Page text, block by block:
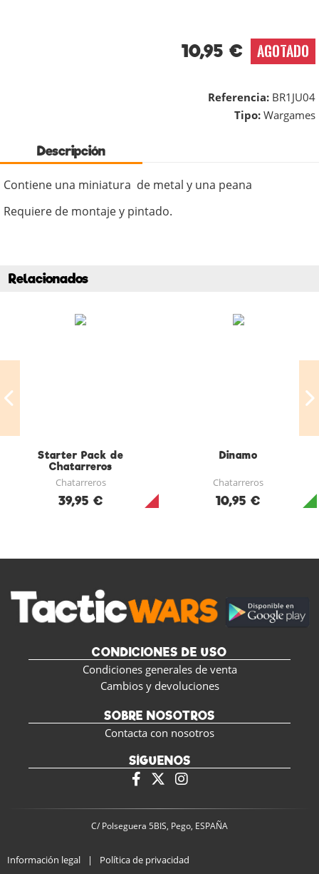
10,95 € AGOTADO
Referencia: BR1JU04
Tipo: Wargames
Descripción
Contiene una miniatura de metal y una peana
Requiere de montaje y pintado.
Relacionados
Starter Pack de
Chatarreros
Chatarreros
39,95 €
Dinamo
Chatarreros
10,95 €
CONDICIONES DE USO
Condiciones generales de venta
Cambios y devoluciones
SOBRE NOSOTROS
Contacta con nosotros
SÍGUENOS
C/ Polseguera 5BIS, Pego, ESPAÑA
Información legal | Política de privacidad